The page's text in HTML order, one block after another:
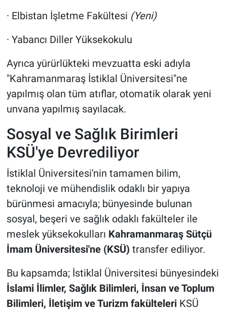
· Elbistan İşletme Fakültesi (Yeni)
· Yabancı Diller Yüksekokulu
Ayrıca yürürlükteki mevzuatta eski adıyla
"Kahramanmaraş İstiklal Üniversitesi"ne
yapılmış olan tüm atıflar, otomatik olarak yeni
unvana yapılmış sayılacak.
Sosyal ve Sağlık Birimleri
KSÜ'ye Devrediliyor
İstiklal Üniversitesi'nin tamamen bilim,
teknoloji ve mühendislik odaklı bir yapıya
bürünmesi amacıyla; bünyesinde bulunan
sosyal, beşeri ve sağlık odaklı fakülteler ile
meslek yüksekokulları Kahramanmaraş Sütçü
İmam Üniversitesi'ne (KSÜ) transfer ediliyor.
Bu kapsamda; İstiklal Üniversitesi bünyesindeki
İslami İlimler, Sağlık Bilimleri, İnsan ve Toplum
Bilimleri, İletişim ve Turizm fakülteleriKSÜ